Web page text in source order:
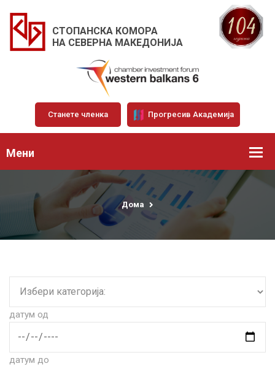
СТОПАНСКА КОМОРА
НА СЕВЕРНА МАКЕДОНИЈА
Станете членка Прогресив Академија
Мени
Дома
датум од
датум до